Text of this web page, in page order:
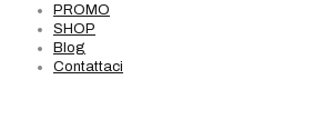
PROMO
SHOP
Blog
Contattaci